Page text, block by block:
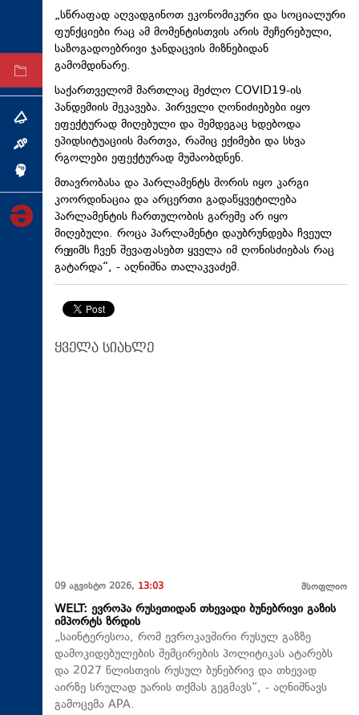
ტაბლოიდი
არქივი
ინტერვიუ
„სწრაფად აღვადგინოთ ეკონომიკური და სოციალური
ფუნქციები რაც ამ მომენტისთვის არის შეჩერებული,
საზოგადოებრივი ჯანდაცვის მიზნებიდან
გამომდინარე.
საქართველომ მართლაც შეძლო COVID19-ის
პანდემიის შეკავება. პირველი ღონიძიებები იყო
ეფექტურად მიღებული და შემდეგაც ხდებოდა
ეპიდსიტუაციის მართვა, რაშიც ექიმები და სხვა
რგოლები ეფექტურად მუშაობდნენ.
მთავრობასა და პარლამენტს შორის იყო კარგი
კოორდინაცია და არცერთი გადაწყვეტილება
პარლამენტის ჩართულობის გარეშე არ იყო
მიღებული. როცა პარლამენტი დაუბრუნდება ჩვეულ
რეჟიმს ჩვენ შევაფასებთ ყველა იმ ღონისძიებას რაც
გატარდა“, - აღნიშნა თალაკვაძემ.
ყველა სიახლე
09 აგვისტო 2026, 13:03 მსოფლიო
WELT: ევროპა რუსეთიდან თხევადი ბუნებრივი გაზის
იმპორტს ზრდის
„საინტერესოა, რომ ევროკავშირი რუსულ გაზზე
დამოკიდებულების შემცირების პოლიტიკას ატარებს
და 2027 წლისთვის რუსულ ბუნებრივ და თხევად
აირზე სრულად უარის თქმას გეგმავს“, - აღნიშნავს
გამოცემა APA.